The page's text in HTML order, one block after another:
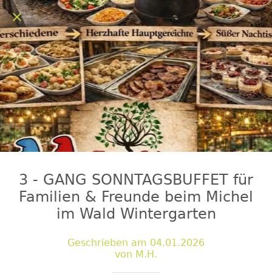
3 - GANG SONNTAGSBUFFET für
Familien & Freunde beim Michel
im Wald Wintergarten
Geschrieben am 04.01.2026
von M.H.